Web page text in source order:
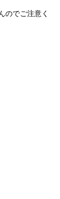
のでご注意く